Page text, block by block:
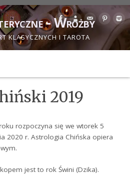
- Wróżby
KLASYCZNYCH I TAROTA
2019
rozpoczyna się we wtorek 5
2020 r. Astrologia Chińska opiera
jest to rok Świni (Dzika).